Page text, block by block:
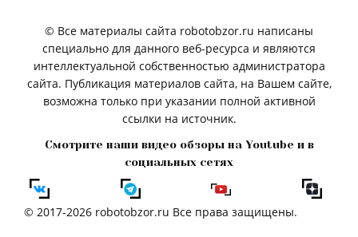
© Все материалы сайта robotobzor.ru написаны
специально для данного веб-ресурса и являются
интеллектуальной собственностью администратора
сайта. Публикация материалов сайта, на Вашем сайте,
возможна только при указании полной активной
ссылки на источник.
Смотрите наши видео обзоры на Youtube и в
социальных сетях
© 2017-2026 robotobzor.ru Все права защищены.